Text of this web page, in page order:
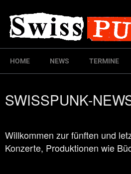
HOME NEWS TERMINE
SWISSPUNK-
Willkommen zur fünften und
Konzerte, Produktionen wie